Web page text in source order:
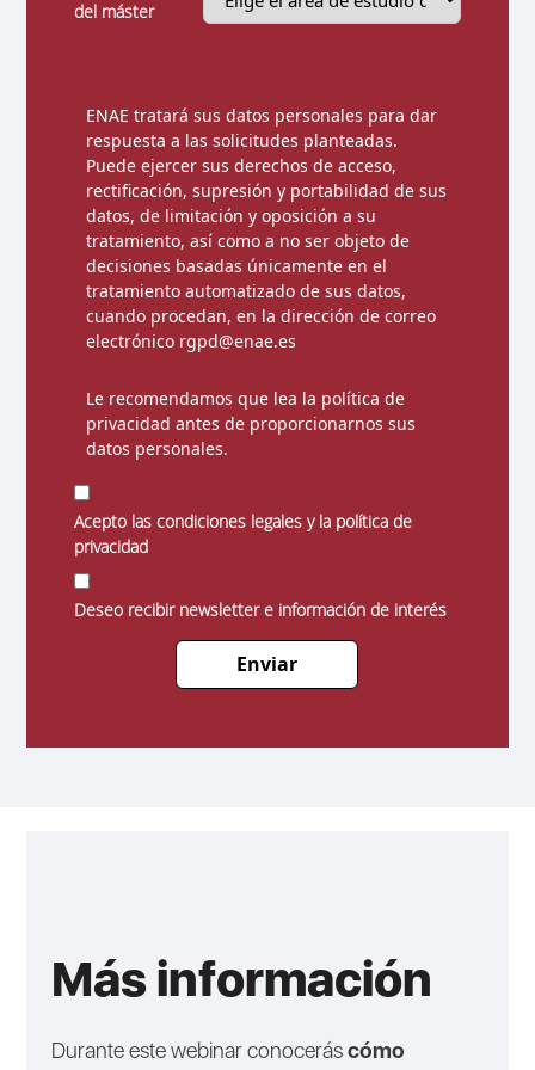
del máster
ENAE tratará sus datos personales para dar
respuesta a las solicitudes planteadas.
Puede ejercer sus derechos de acceso,
rectificación, supresión y portabilidad de sus
datos, de limitación y oposición a su
tratamiento, así como a no ser objeto de
decisiones basadas únicamente en el
tratamiento automatizado de sus datos,
cuando procedan, en la dirección de correo
electrónico rgpd@enae.es
Le recomendamos que lea la política de
privacidad antes de proporcionarnos sus
datos personales.
Acepto las condiciones legales y la política de
privacidad
Deseo recibir newsletter e información de interés
Enviar
Más información
Durante este webinar conoceráscómo